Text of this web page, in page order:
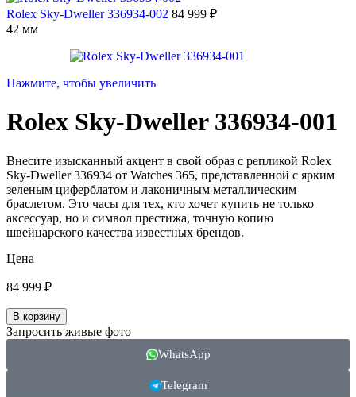
Rolex Sky-Dweller 336934-002 84 999 ₽
42 мм
Нажмите, чтобы увеличить
Rolex Sky-Dweller 336934-001
Внесите изысканный акцент в свой образ с репликой Rolex
Sky-Dweller 336934 от Watches 365, представленной с ярким
зеленым циферблатом и лаконичным металлическим
браслетом. Это часы для тех, кто хочет купить не только
аксессуар, но и символ престижа, точную копию
швейцарского качества известных брендов.
Цена
84 999 ₽
В корзину
Запросить живые фото
WhatsApp
Telegram